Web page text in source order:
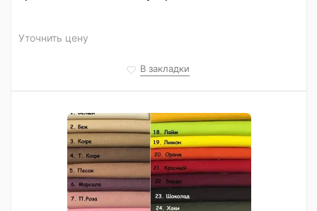
Уточнить цену
В закладки